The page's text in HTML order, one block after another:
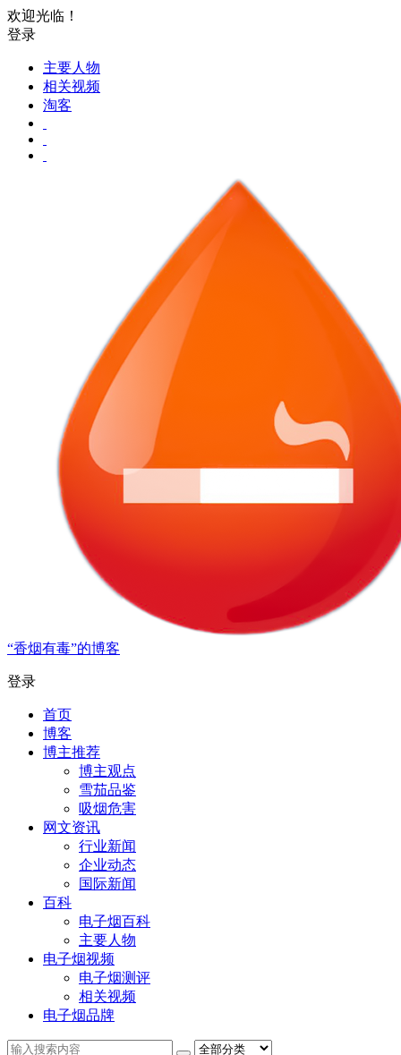
欢迎光临！
登录
主要人物
相关视频
淘客
“香烟有毒”的博客
登录
首页
博客
博主推荐
博主观点
雪茄品鉴
吸烟危害
网文资讯
行业新闻
企业动态
国际新闻
百科
电子烟百科
主要人物
电子烟视频
电子烟测评
相关视频
电子烟品牌